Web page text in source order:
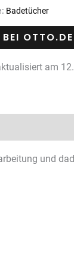
Badetücher
BEI
am
und